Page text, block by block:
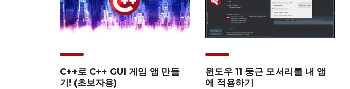
C++로 C++ GUI 게임 앱 만들
기! (초보자용)
윈도우 11 둥근 모서리를 내 앱
에 적용하기